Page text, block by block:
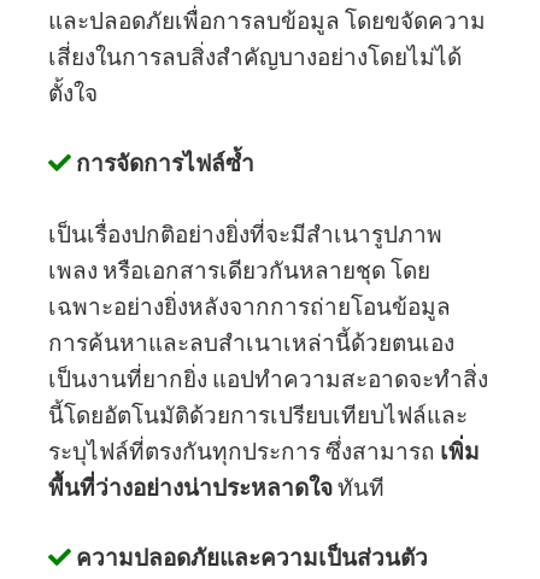
และปลอดภัยเพื่อการลบข้อมูล โดยขจัดความ
เสี่ยงในการลบสิ่งสำคัญบางอย่างโดยไม่ได้
ตั้งใจ
การจัดการไฟล์ซ้ำ
เป็นเรื่องปกติอย่างยิ่งที่จะมีสำเนารูปภาพ
เพลง หรือเอกสารเดียวกันหลายชุด โดย
เฉพาะอย่างยิ่งหลังจากการถ่ายโอนข้อมูล
การค้นหาและลบสำเนาเหล่านี้ด้วยตนเอง
เป็นงานที่ยากยิ่ง แอปทำความสะอาดจะทำสิ่ง
นี้โดยอัตโนมัติด้วยการเปรียบเทียบไฟล์และ
ระบุไฟล์ที่ตรงกันทุกประการ ซึ่งสามารถ เพิ่ม
พื้นที่ว่างอย่างน่าประหลาดใจทันที
ความปลอดภัยและความเป็นส่วนตัว